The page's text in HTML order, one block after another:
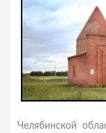
Челябинской